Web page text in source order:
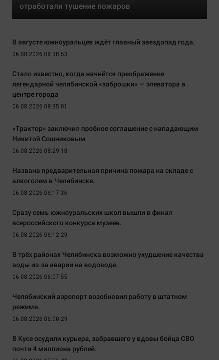
отработали тушение пожаров
В августе южноуральцев ждёт главный звездопад года.
06.08.2026 08:38:53
Стало известно, когда начнётся преображение
легендарной челябинской «заброшки» — элеватора в
центре города
06.08.2026 08:35:01
«Трактор» заключил пробное соглашение с нападающим
Никитой Сошниковым
06.08.2026 08:29:18
Названа предварительная причина пожара на складе с
алкоголем в Челябинске.
06.08.2026 06:17:36
Сразу семь южноуральских школ вышли в финал
всероссийского конкурса музеев.
06.08.2026 06:12:29
В трёх районах Челябинска возможно ухудшение качества
воды из-за аварии на водоводе.
06.08.2026 06:07:55
Челябинский аэропорт возобновил работу в штатном
режиме.
06.08.2026 06:00:29
В Кусе осудили курьера, забравшего у вдовы бойца СВО
почти 4 миллиона рублей.